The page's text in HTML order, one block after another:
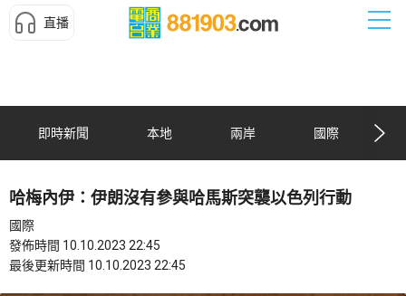
直播
即時新聞 本地 兩岸 國際
哈梅內伊：伊朗沒有參與哈馬斯突襲以色列行動
國際
發佈時間 10.10.2023 22:45
最後更新時間 10.10.2023 22:45